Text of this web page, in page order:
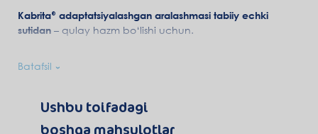
Kabrita® adaptatsiyalashgan aralashmasi tabiiy echki
sutidan – qulay hazm bo‘lishi uchun.
qilishni yengillashtiradi, donning tabiiy shirinligini saqlaydi.
ega bo‘ladi va suvda juda yaxshi eriydi.
DigestX®– ona sutidagi yog‘ profiliga o‘xshash beta-
Batafsil
Ushbu toifadagi
boshqa mahsulotlar